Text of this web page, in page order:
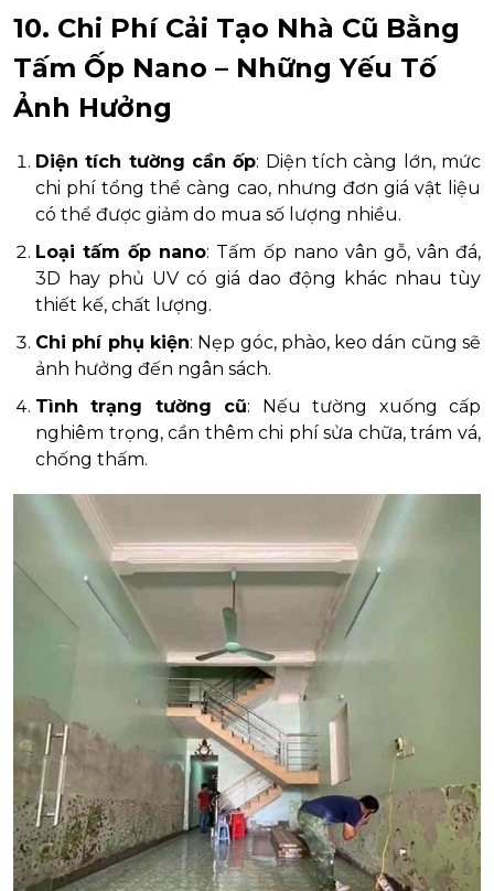
10. Chi Phí Cải Tạo Nhà Cũ Bằng
Tấm Ốp Nano – Những Yếu Tố
Ảnh Hưởng
Diện tích tường cần ốp: Diện tích càng lớn, mức
chi phí tổng thể càng cao, nhưng đơn giá vật liệu
có thể được giảm do mua số lượng nhiều.
Loại tấm ốp nano: Tấm ốp nano vân gỗ, vân đá,
3D hay phủ UV có giá dao động khác nhau tùy
thiết kế, chất lượng.
Chi phí phụ kiện: Nẹp góc, phào, keo dán cũng sẽ
ảnh hưởng đến ngân sách.
Tình trạng tường cũ: Nếu tường xuống cấp
nghiêm trọng, cần thêm chi phí sửa chữa, trám vá,
chống thấm.